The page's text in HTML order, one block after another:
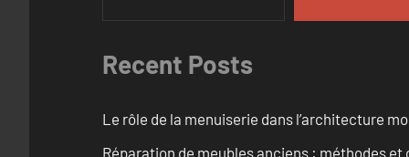
Recent Posts
Le rôle de la menuiserie dans l’architecture
Réparation de meubles anciens : méthodes et